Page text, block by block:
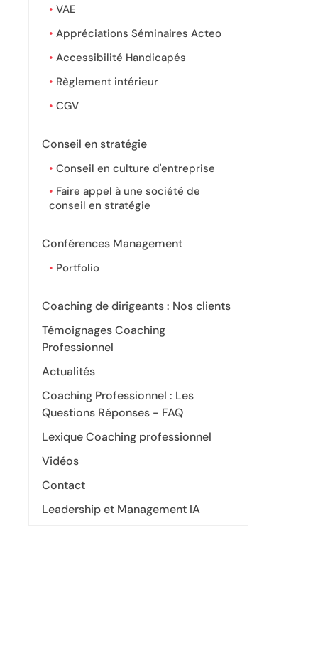
VAE
Appréciations Séminaires Acteo
Accessibilité Handicapés
Règlement intérieur
CGV
Conseil en stratégie
Conseil en culture d'entreprise
Faire appel à une société de
conseil en stratégie
Conférences Management
Portfolio
Coaching de dirigeants : Nos clients
Témoignages Coaching
Professionnel
Actualités
Coaching Professionnel : Les
Questions Réponses - FAQ
Lexique Coaching professionnel
Vidéos
Contact
Leadership et Management IA